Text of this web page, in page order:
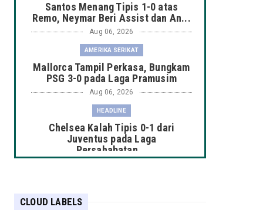
Santos Menang Tipis 1-0 atas
Remo, Neymar Beri Assist dan An...
Aug 06, 2026
AMERIKA SERIKAT
Mallorca Tampil Perkasa, Bungkam
PSG 3-0 pada Laga Pramusim
Aug 06, 2026
HEADLINE
Chelsea Kalah Tipis 0-1 dari
Juventus pada Laga
Persahabatan...
Manchester City Taklukkan K-
CLOUD LABELS